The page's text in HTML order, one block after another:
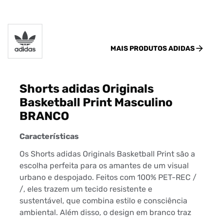
MAIS PRODUTOSADIDAS
Shorts adidas Originals
Basketball Print Masculino
BRANCO
Características
Os Shorts adidas Originals Basketball Print são a
escolha perfeita para os amantes de um visual
urbano e despojado. Feitos com 100% PET-REC /
/, eles trazem um tecido resistente e
sustentável, que combina estilo e consciência
ambiental. Além disso, o design em branco traz